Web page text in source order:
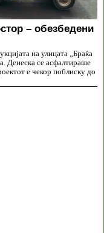
– обезбедени
на улицата „Браќа
Денеска се асфалтираше
е чекор поблиску до